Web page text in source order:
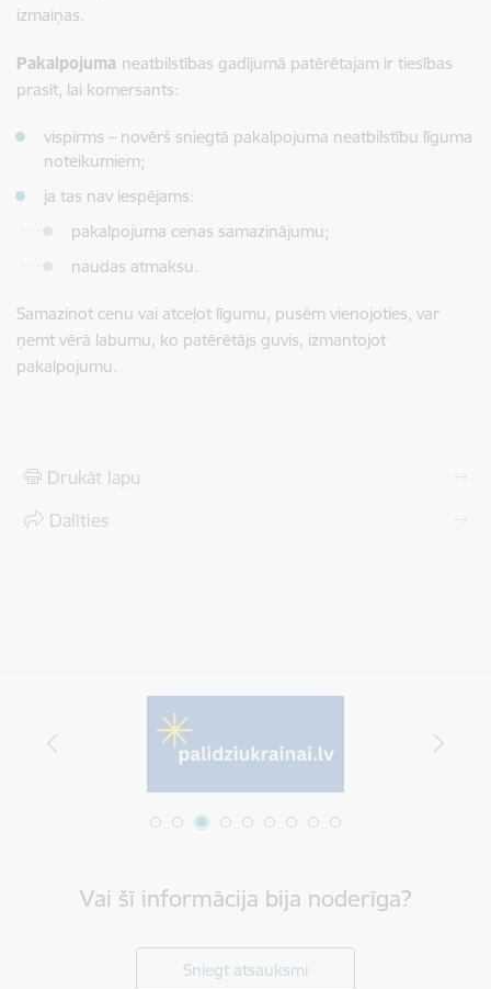
izmaiņas.
Pakalpojuma neatbilstības gadījumā patērētajam ir tiesības
prasīt, lai komersants:
vispirms – novērš sniegtā pakalpojuma neatbilstību līguma
noteikumiem;
ja tas nav iespējams:
pakalpojuma cenas samazinājumu;
naudas atmaksu.
Samazinot cenu vai atceļot līgumu, pusēm vienojoties, var
ņemt vērā labumu, ko patērētājs guvis, izmantojot
pakalpojumu.
Drukāt lapu
Dalīties
Vai šī informācija bija noderīga?
Sniegt atsauksmi